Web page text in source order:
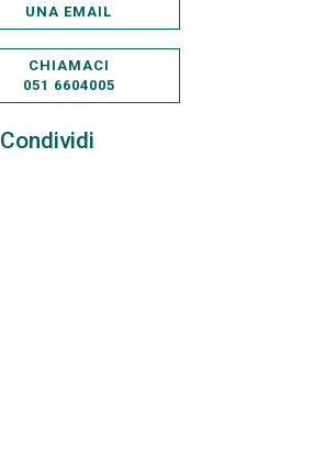
UNA EMAIL
CHIAMACI
051 6604005
Condividi